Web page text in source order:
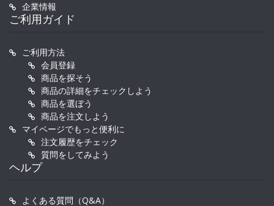
企業情報
ご利用ガイド
ご利用方法
会員登録
商品を探そう
商品の詳細をチェックしよう
商品を選ぼう
商品を注文しよう
マイページでもっと便利に
注文履歴をチェック
質問をしてみよう
ヘルプ
よくある質問（Q&A）